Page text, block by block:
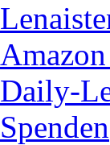
Daily-
Spenden